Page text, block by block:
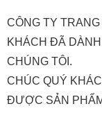
CÔNG TY
KHÁCH ĐÃ
CHÚNG TÔI.
CHÚC QUÝ
ĐƯỢC SẢN